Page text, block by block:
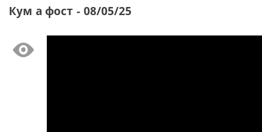
Кум а фост - 08/05/25